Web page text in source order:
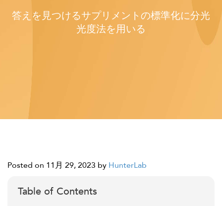
答えを見つけるサプリメントの標準化に分光
光度法を用いる
Posted on 11月 29, 2023 by HunterLab
Table of Contents